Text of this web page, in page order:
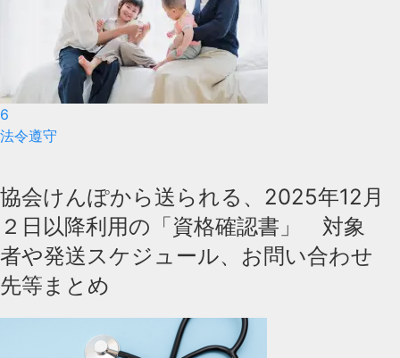
6
法令遵守
協会けんぽから送られる、2025年12月
２日以降利用の「資格確認書」 対象
者や発送スケジュール、お問い合わせ
先等まとめ